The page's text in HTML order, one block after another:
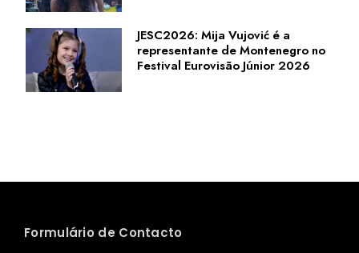
JESC2026: Mija Vujović é a
representante de Montenegro no
Festival Eurovisão Júnior 2026
Formulário de Contacto